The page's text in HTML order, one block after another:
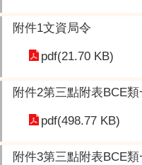
附件1文資局令
pdf(21.70 KB)
附件2第三點附表BCE
pdf(498.77 KB)
附件3第三點附表BCE